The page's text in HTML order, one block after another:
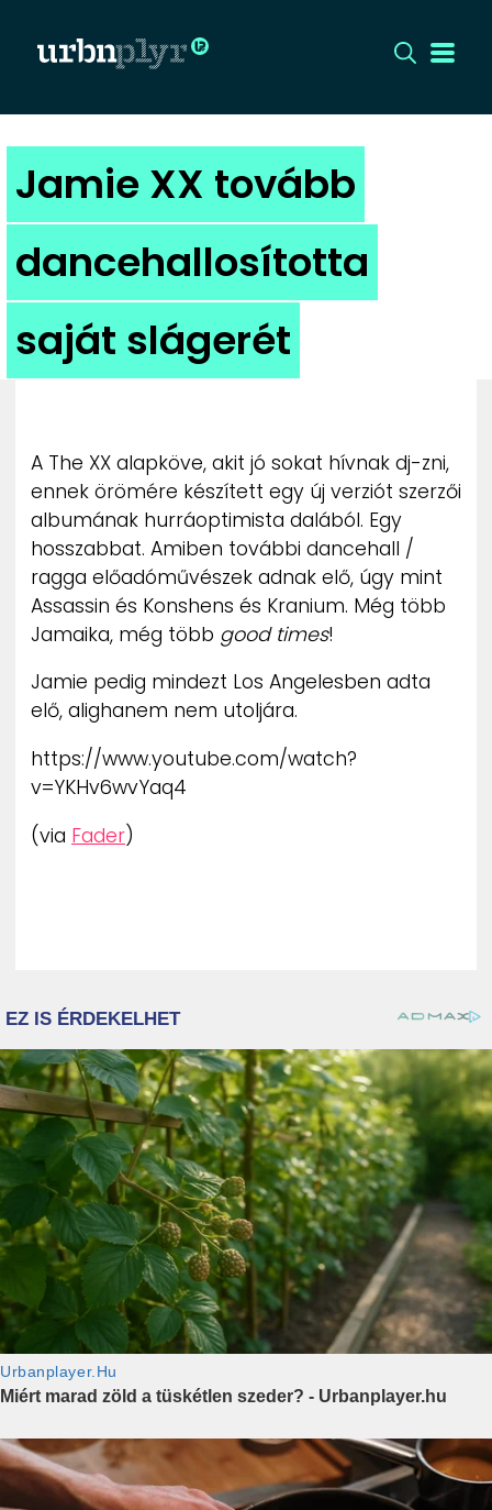
CÍMLAP
DIZÁJN
DIVAT
HIP
UTCA
ZENE
MÉDIAAJÁNLAT
IMPRESSZUM
PR-ARCHÍVUM
ADATKEZELÉSI TÁJÉKOZTATÓ
Jamie XX tovább
dancehallosította
saját slágerét
A The XX alapköve, akit jó sokat hívnak dj-zni,
ennek örömére készített egy új verziót szerzői
albumának hurráoptimista dalából. Egy
hosszabbat. Amiben további dancehall /
ragga előadóművészek adnak elő, úgy mint
Assassin és Konshens és Kranium. Még több
Jamaika, még több good times!
Jamie pedig mindezt Los Angelesben adta
elő, alighanem nem utoljára.
https://www.youtube.com/watch?
v=YKHv6wvYaq4
(via Fader)